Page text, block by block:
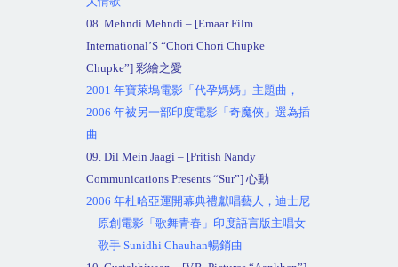
08. Mehndi Mehndi – [Emaar Film
International’S “Chori Chori Chupke
Chupke”] 彩繪之愛
2001 年寶萊塢電影「代孕媽媽」主題曲，
2006 年被另一部印度電影「奇魔俠」選為插
曲
09. Dil Mein Jaagi – [Pritish Nandy
Communications Presents “Sur”] 心動
2006 年杜哈亞運開幕典禮獻唱藝人，迪士尼
原創電影「歌舞青春」印度語言版主唱女
歌手Sunidhi Chauhan暢銷曲